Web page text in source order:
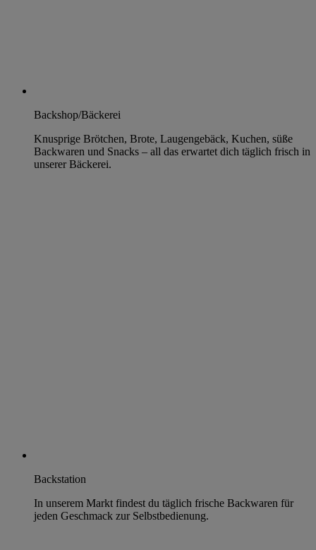
Backshop/Bäckerei
Knusprige Brötchen, Brote, Laugengebäck, Kuchen, süße
Backwaren und Snacks – all das erwartet dich täglich frisch in
unserer Bäckerei.
Backstation
In unserem Markt findest du täglich frische Backwaren für
jeden Geschmack zur Selbstbedienung.